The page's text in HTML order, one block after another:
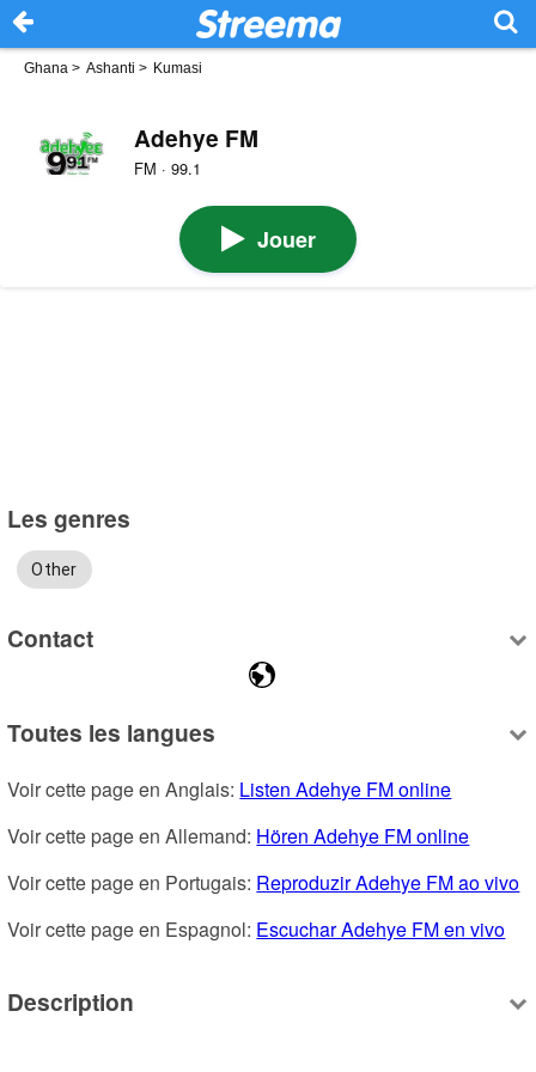
Ghana > Ashanti > Kumasi
Adehye FM
FM · 99.1
Jouer
Les genres
Other
Contact
Toutes les langues
Voir cette page en Anglais: Listen Adehye FM online
Voir cette page en Allemand: Hören Adehye FM online
Voir cette page en Portugais: Reproduzir Adehye FM ao vivo
Voir cette page en Espagnol: Escuchar Adehye FM en vivo
Description